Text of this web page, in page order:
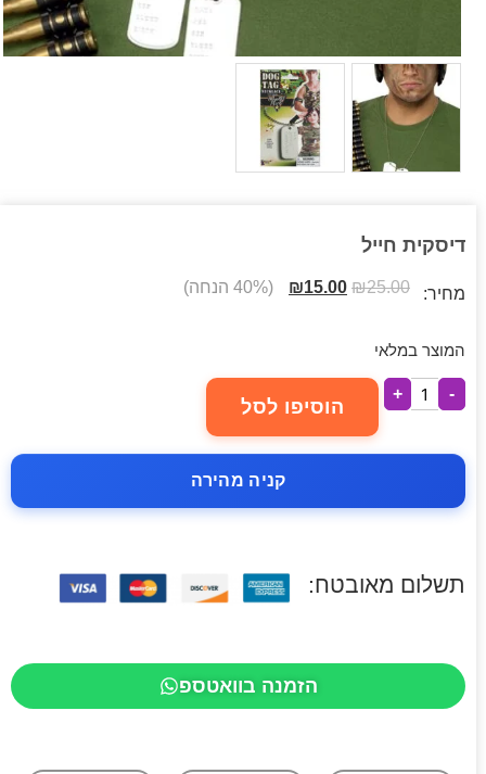
דיסקית חייל
מחיר: ₪25.00
₪15.00 (40% הנחה)
המוצר במלאי
-
+
הוסיפו לסל
קניה מהירה
תשלום מאובטח:
הזמנה בוואטספ